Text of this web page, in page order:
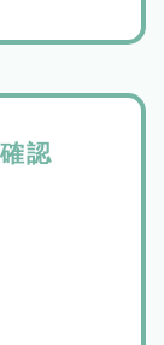
認